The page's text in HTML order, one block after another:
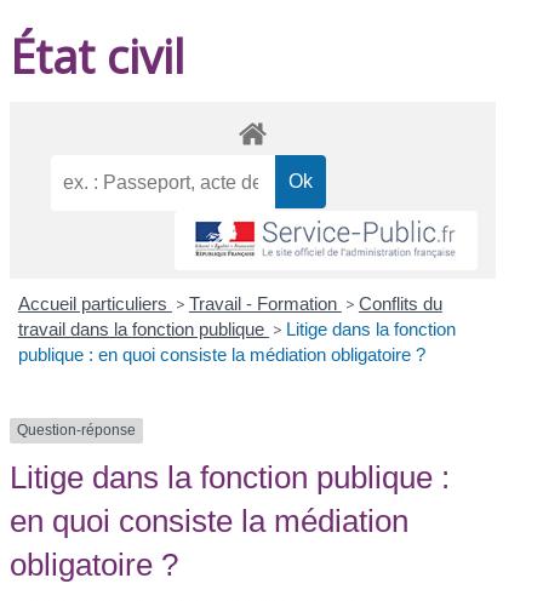
État civil
Accueil particuliers > Travail - Formation > Conflits du
travail dans la fonction publique > Litige dans la fonction
publique : en quoi consiste la médiation obligatoire ?
Question-réponse
Litige dans la fonction publique :
en quoi consiste la médiation
obligatoire ?